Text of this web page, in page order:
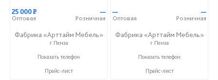
25 000Р
Оптовая
—
Розничная
Фабрика «Арттайм Мебель»
г.Пенза
+7 (800) 201-23-49
Показать телефон
Прайс-лист
—
Оптовая
—
Розничная
Фабрика «Арттайм Мебель»
г.Пенза
+7 (800) 201-23-49
Показать телефон
Прайс-лист